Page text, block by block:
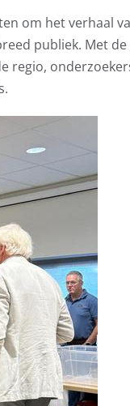
om het verhaal
publiek. Met
regio,